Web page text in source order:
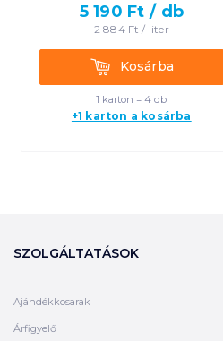
5 190 Ft / db
2 884Ft / liter
KosárbaKosárba
1 karton = 4 db
+1 karton a kosárba
SZOLGÁLTATÁSOK
Ajándékkosarak
Árfigyelő